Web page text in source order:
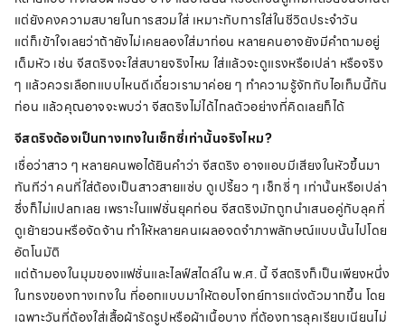
แต่ยังคงความสบายในการสวมใส่ เหมาะกับการใส่ในชีวิตประจำวัน
แต่ก็เข้าใจเลยว่าถ้ายังไม่เคยลองใส่มาก่อน หลายคนอาจยังมีคำถามอยู่
เต็มหัว เช่น จีสตริงจะใส่สบายจริงไหม ใส่แล้วจะดูแรงหรือเปล่า หรือจริง
ๆ แล้วควรเลือกแบบไหนดีเดี๋ยวเรามาค่อย ๆ ทำความรู้จักกับไอเท็มนี้กัน
ก่อน แล้วคุณอาจจะพบว่า จีสตริงไม่ได้ไกลตัวอย่างที่คิดเลยก็ได้
จีสตริงต้องเป็นกางเกงในเซ็กซี่เท่านั้นจริงไหม?
เชื่อว่าสาว ๆ หลายคนพอได้ยินคำว่า จีสตริง อาจแอบมีเสียงในหัวขึ้นมา
ทันทีว่า คนที่ใส่ต้องเป็นสาวสายแซ่บ ดูเปรี้ยว ๆ เซ็กซี่ ๆ เท่านั้นหรือเปล่า
ซึ่งก็ไม่แปลกเลย เพราะในแฟชั่นยุคก่อน จีสตริงมักถูกนำเสนอคู่กับลุคที่
ดูเย้ายวนหรือจัดจ้าน ทำให้หลายคนเผลอจดจำภาพลักษณ์แบบนั้นไปโดย
อัตโนมัติ
แต่ถ้ามองในมุมของแฟชั่นและไลฟ์สไตล์ใน พ.ศ. นี้ จีสตริงก็เป็นเพียงหนึ่ง
ในทรงของกางเกงใน ที่ออกแบบมาให้ตอบโจทย์การแต่งตัวมากขึ้น โดย
เฉพาะวันที่ต้องใส่เสื้อผ้ารัดรูปหรือผ้าเนื้อบาง ที่ต้องการลุคเรียบเนียนไม่